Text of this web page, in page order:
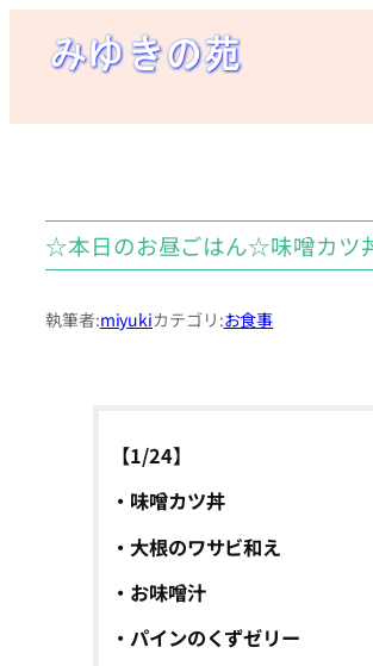
キ
☆本日のお昼ごはん☆味噌カツ
執筆者:miyukiカテゴリ:お食事
【1/24】
・味噌カツ丼
・大根のワサビ和え
・お味噌汁
・パインのくずゼリー